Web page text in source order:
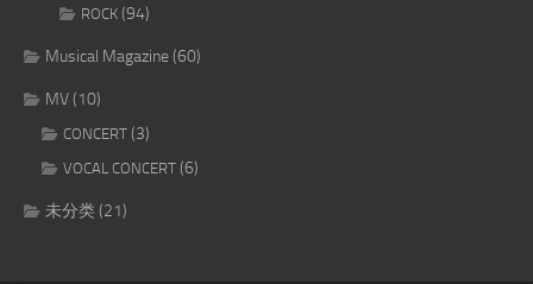
ROCK (94)
Musical Magazine(60)
MV(10)
CONCERT (3)
VOCAL CONCERT (6)
未分类(21)